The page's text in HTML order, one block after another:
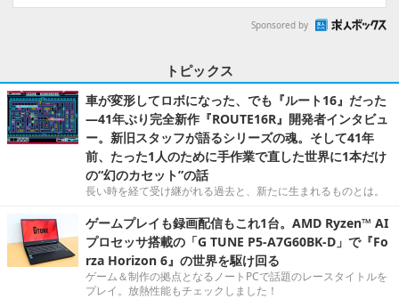
Sponsored by
トピックス
車が変形してロボになった、でも『ルート16』だった
―41年ぶり完全新作『ROUTE16R』開発者インタビュ
ー。新旧スタッフが語るシリーズの魂。そして41年
前、たった1人のために手作業で直した世界に1本だけ
の“幻のカセット”の話
長い時を経て受け継がれる過去と、新たに生まれるものとは。
ゲームプレイも録画配信もこれ1台。AMD Ryzen™ AI
プロセッサ搭載の「G TUNE P5-A7G60BK-D」で『Fo
rza Horizon 6』の世界を駆け回る
ゲーム＆制作の拠点となるノートPCで話題のレースタイトルを
プレイ。放熱性能もチェックしました！